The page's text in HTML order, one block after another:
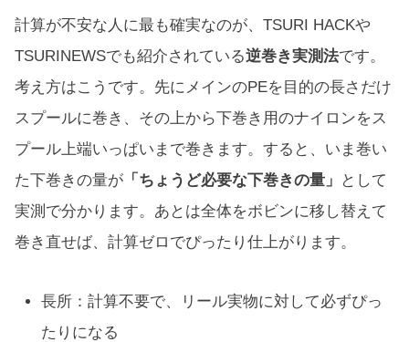
計算が不安な人に最も確実なのが、TSURI HACKや
TSURINEWSでも紹介されている逆巻き実測法です。
考え方はこうです。先にメインのPEを目的の長さだけ
スプールに巻き、その上から下巻き用のナイロンをス
プール上端いっぱいまで巻きます。すると、いま巻い
た下巻きの量が 「ちょうど必要な下巻きの量」
として
実測で分かります。あとは全体をボビンに移し替えて
巻き直せば、計算ゼロでぴったり仕上がります。
長所：計算不要で、リール実物に対して必ずぴっ
たりになる